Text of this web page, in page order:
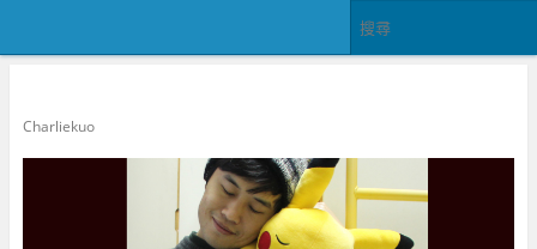
Charliekuo